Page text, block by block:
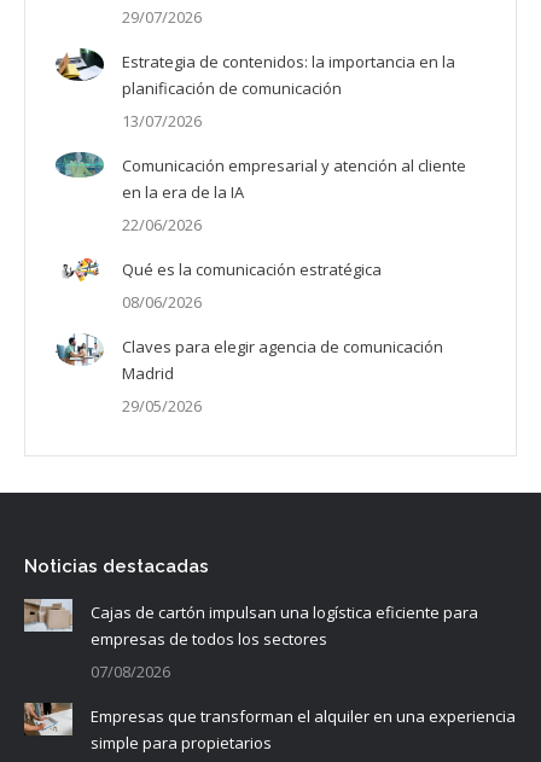
29/07/2026
Estrategia de contenidos: la importancia en la
planificación de comunicación
13/07/2026
Comunicación empresarial y atención al cliente
en la era de la IA
22/06/2026
Qué es la comunicación estratégica
08/06/2026
Claves para elegir agencia de comunicación
Madrid
29/05/2026
Noticias destacadas
Cajas de cartón impulsan una logística eficiente para
empresas de todos los sectores
07/08/2026
Empresas que transforman el alquiler en una experiencia
simple para propietarios